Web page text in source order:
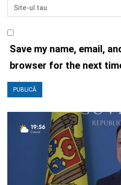
Save my name, email,
browser for the next